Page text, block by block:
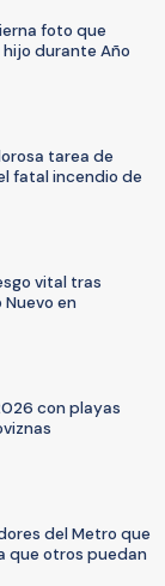
foto que
durante Año
tarea de
fatal incendio de
vital tras
en
con playas
del Metro que
que otros puedan